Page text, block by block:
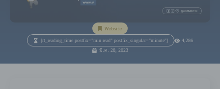
Website
[rt_reading_time postfix="min read" postfix_singular="minute"]
4,286
มี.ค. 28, 2023